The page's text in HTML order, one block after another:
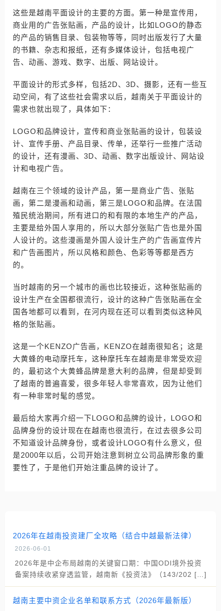
这些是越南平面设计的主要的方面。第一种是宣传用，
商业用的广告张贴画，产品的设计，比如LOGO的静态
的产品的销售目录、包装物等等，同时出版发行了大量
的书籍、杂志和报纸，还有多媒体设计，包括电视广
告、动画、游戏、数字、出版、网站设计。
平面设计的形式多样，包括2D、3D、摄影，还有一些互
动空间，有了这些社会需求以后，越南关于平面设计的
需求也就出现了，具体如下：
LOGO和品牌设计，宣传和商业张贴画的设计，包装设
计、宣传手册、产品目录、传单，还举行一些推广活动
的设计，还有漫画、3D、动画、数字出版设计、网站设
计和电视广告。
越南在三个领域的设计产品，第一是商业广告、张贴
画，第二是漫画和动画，第三是LOGO和品牌。在法国
殖民统治期间，所有进口的和有限的本地生产的产品，
主要是给外国人享用的，所以大部分张贴广告也是外国
人设计的。这些漫画是外国人设计生产的广告画宣传片
和广告画图片，所以风格和颜色、色彩等等都是西方
的。
当时越南的另一个城市的画也比较接近，这种张贴画的
设计生产在全国都很流行，设计的这种广告张贴画在全
国各地都可以看到，在河内现在还可以看到类似这种风
格的张贴画。
这是一个KENZO广告画，KENZO在越南很知名；这是
大黄蜂的电动摩托车，这种摩托车在越南是非常受欢迎
的，最初这个大黄蜂品牌是意大利的品牌，但是却受到
了越南的普遍喜爱，很多年轻人非常喜欢，因为让他们
有一种非常时髦的感觉。
最后给大家再介绍一下LOGO和品牌的设计，LOGO和
品牌身份的设计现在在越南也很流行，在过去很多公司
不知道设计品牌身份，或者设计LOGO有什么意义，但
是2000年以后，公司开始注意到树立公司品牌形象的重
要性了，于是他们开始注重品牌的设计了。
2026年在越南投资建厂全攻略（结合中越最新法律）
2026-06-01
2026年是中企布局越南的关键窗口期：中国ODI境外投资
备案持续收紧穿透监管，越南新《投资法》（143/202 […]
越南主要中资企业名单和联系方式（2026年最新版）